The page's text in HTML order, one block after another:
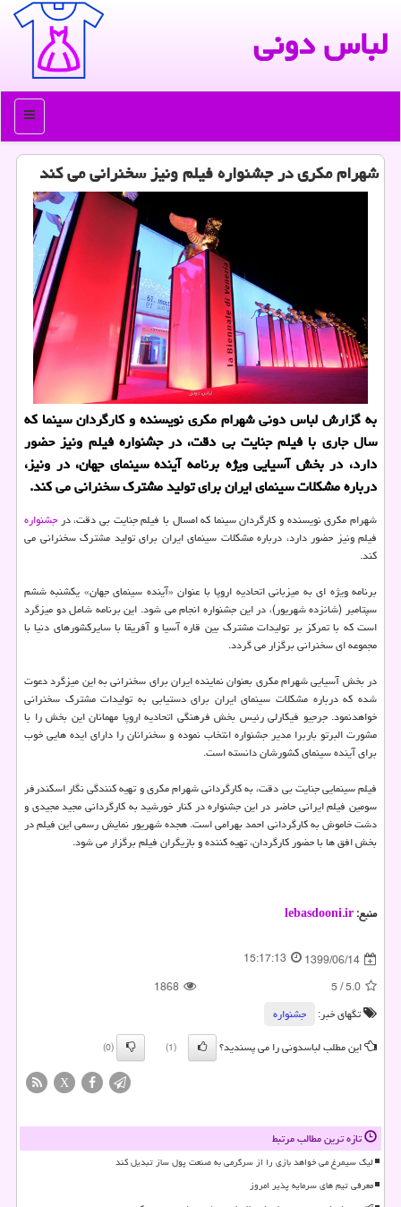
لباس دونی
منو
شهرام مكری در جشنواره فیلم ونیز سخنرانی می كند
به گزارش لباس دونی شهرام مكری نویسنده و كارگردان سینما كه
سال جاری با فیلم جنایت بی دقت، در جشنواره فیلم ونیز حضور
دارد، در بخش آسیایی ویژه برنامه آینده سینمای جهان، در ونیز،
درباره مشكلات سینمای ایران برای تولید مشترك سخنرانی می كند.
شهرام مکری نویسنده و کارگردان سینما که امسال با فیلم جنایت بی دقت، درجشنواره
فیلم ونیز حضور دارد، درباره مشکلات سینمای ایران برای تولید مشترک سخنرانی می
کند.
برنامه ویژه ای به میزبانی اتحادیه اروپا با عنوان «آینده سینمای جهان» یکشنبه ششم
سپتامبر (شانزده شهریور)، در این جشنواره انجام می شود. این برنامه شامل دو میزگرد
است که با تمرکز بر تولیدات مشترک بین قاره آسیا و آفریقا با سایرکشورهای دنیا با
مجموعه ای سخنرانی برگزار می گردد.
در بخش آسیایی شهرام مکری بعنوان نماینده ایران برای سخنرانی به این میزگرد دعوت
شده که درباره مشکلات سینمای ایران برای دستیابی به تولیدات مشترک سخنرانی
خواهدنمود. جرجیو فیکارلی رئیس بخش فرهنگی اتحادیه اروپا مهمانان این بخش را با
مشورت البرتو باربرا مدیر جشنواره انتخاب نموده و سخنرانان را دارای ایده هایی خوب
برای آینده سینمای کشورشان دانسته است.
فیلم سینمایی جنایت بی دقت، به کارگردانی شهرام مکری و تهیه کنندگی نگار اسکندرفر
سومین فیلم ایرانی حاضر در این جشنواره در کنار خورشید به کارگردانی مجید مجیدی و
دشت خاموش به کارگردانی احمد بهرامی است. هجده شهریور نمایش رسمی این فیلم در
بخش افق ها با حضور کارگردان، تهیه کننده و بازیگران فیلم برگزار می شود.
منبع:lebasdooni.ir
1399/06/14
15:17:13
5.0
/
5
1868
تگهای خبر:
جشنواره
این مطلب لباسدونی را می پسندید؟
(1)
(0)
X
تازه ترین مطالب مرتبط
لیگ سیمرغ می خواهد بازی را از سرگرمی به صنعت پول ساز تبدیل کند
معرفی تیم های سرمایه پذیر امروز